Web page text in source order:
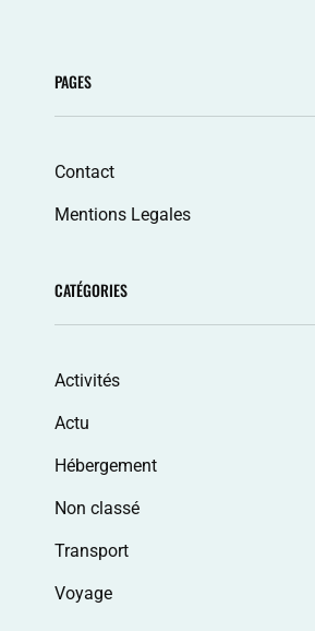
screen-
text">Page
PAGES
Contact
Mentions Legales
CATÉGORIES
Activités
Actu
Hébergement
Non classé
Transport
Voyage